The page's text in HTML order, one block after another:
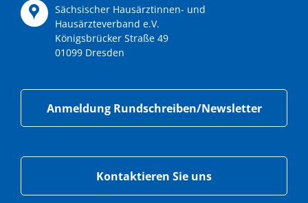
Sächsischer Hausärztinnen- und
Hausärzteverband e.V.
Königsbrücker Straße 49
01099 Dresden
Anmeldung Rundschreiben/Newsletter
Kontaktieren Sie uns